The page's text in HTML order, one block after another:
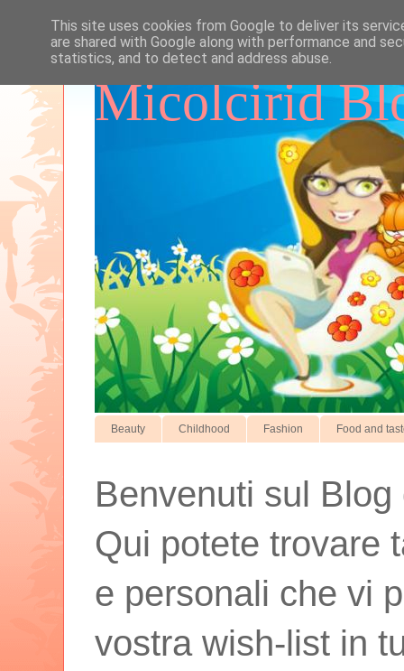
Micolcirid
Beauty Childhood Fashion Food and
Benvenuti sul
Qui potete trovare
e personali che vi
vostra wish-list in
This site uses cookies from Google to deliver its
are shared with Google along with performance and
statistics, and to detect and address abuse.